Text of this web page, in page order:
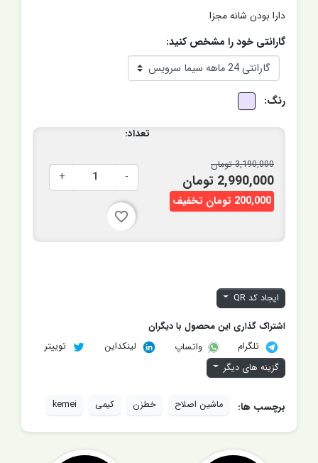
دارا بودن شانه مجزا
گارانتی خود را مشخص کنید:
رنگ:
3,190,000 تومان
2,990,000 تومان
200,000 تومان تخفیف
تعداد:
-
+
favorite_border
ایجاد کد QR
اشتراک گذاری این محصول با دیگران
تلگرام
واتساپ لینکداین
توییتر
گزینه های دیگر
برچسب ها: ماشین اصلاح خطزن کیمی kemei